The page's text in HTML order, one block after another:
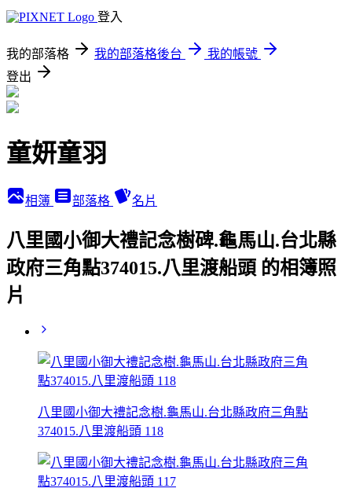
登入
我的部落格 我的部落格後台
我的帳號
登出
童妍童羽
相簿 部落格 名片
八里國小御大禮記念樹碑.龜馬山.台北縣
政府三角點374015.八里渡船頭 的相簿照
片
八里國小御大禮記念樹.龜馬山.台北縣政府三角點
374015.八里渡船頭 118